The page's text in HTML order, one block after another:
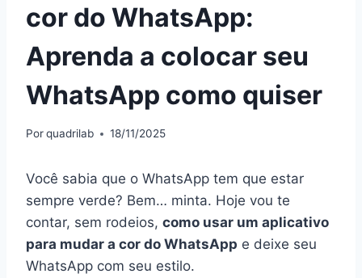
cor do WhatsApp:
Aprenda a colocar seu
WhatsApp como quiser
Porquadrilab 18/11/2025
Você sabia que o WhatsApp tem que estar
sempre verde? Bem… minta. Hoje vou te
contar, sem rodeios, como usar um aplicativo
para mudar a cor do WhatsApp e deixe seu
WhatsApp com seu estilo.